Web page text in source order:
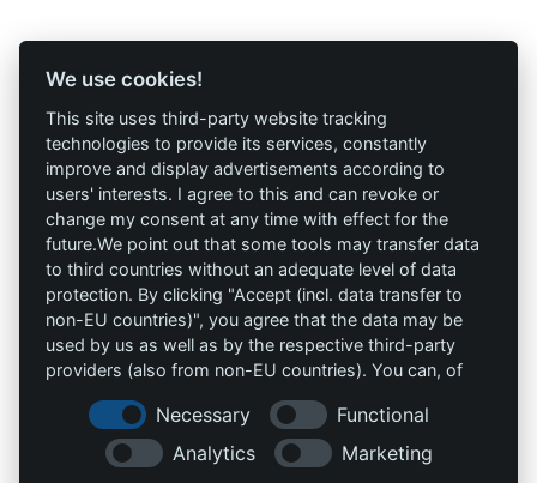
Profi-Marken
AAV Arbeitsschutz
GmbH
Allprotec® Just work
safe
Omniprotect –
Onlineshop
Marketing
AGB`s
Datenschutz
Impressum
Kontakt
info@die-schutzprofis.de
We use cookies!
This site uses third-party website tracking
technologies to provide its services, constantly
improve and display advertisements according to
users' interests. I agree to this and can revoke or
change my consent at any time with effect for the
future.We point out that some tools may transfer data
to third countries without an adequate level of data
protection. By clicking "Accept (incl. data transfer to
non-EU countries)", you agree that the data may be
used by us as well as by the respective third-party
providers (also from non-EU countries). You can, of
Necessary
Functional
Analytics
Marketing